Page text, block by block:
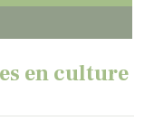
en culture